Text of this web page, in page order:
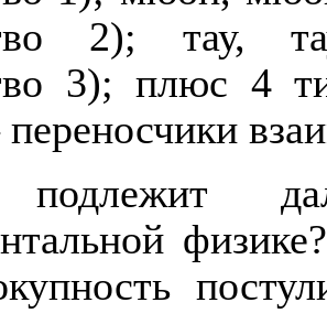
2); тау,
3); плюс 4